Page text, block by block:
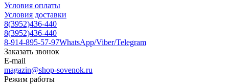
Условия оплаты
Условия доставки
8(3952)436-440
8(3952)436-440
8-914-895-57-97WhatsApp/Viber/Telegram
Заказать звонок
E-mail
magazin@shop-sovenok.ru
Режим работы